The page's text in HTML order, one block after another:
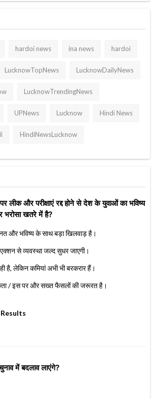
hardoi news ina news hardoi
LucknowTopNews LucknowDailyNews
LucknowTrendingNews
UPNews Lucknow Hindi News
HindiNewsLucknow
लीक और परीक्षाएं रद्द होने से देश के युवाओं का भविष्य
भरोसा खतरे में है?
और भविष्य के साथ बड़ा खिलवाड़ है।
से व्यवस्था जल्द सुधर जाएगी।
है, लेकिन कमियां अभी भी बरकरार हैं।
/ इस पर और सख्त फैसलों की जरूरत है।
में बदलाव लाएंगे?